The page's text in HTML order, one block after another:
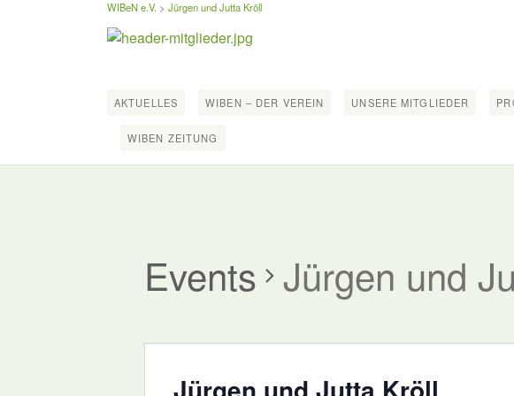
WIBeN e.V. > Jürgen und Jutta Kröll
AKTUELLES WIBEN – DER VEREIN UNSERE MITGLIEDER
WIBEN ZEITUNG
Events Jürgen und